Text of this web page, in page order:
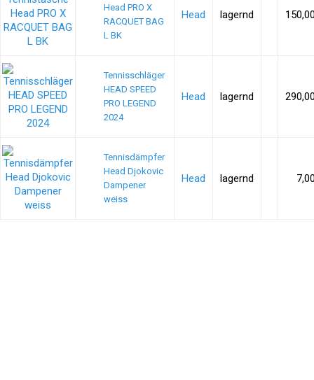
Head PRO X
RACQUET BAG
L BK
Head lagernd
Tennisschläger
HEAD SPEED
PRO LEGEND
2024
Head lagernd
Tennisdämpfer
Head Djokovic
Dampener
weiss
Head lagernd